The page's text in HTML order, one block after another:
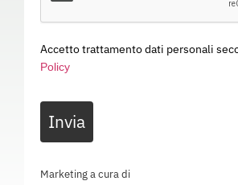
CORPETTO NOOR-
00228L Categoria
CORPETTO NOOR-C3 – EN ISO 20471: Classe 3 , EN ISO
A1A2 Classe 1 , EN 1149, 5 , EN 14058: 22XX – 00228L
Accetto trattamento dati personali
Policy
Invia
Marketing a cura di